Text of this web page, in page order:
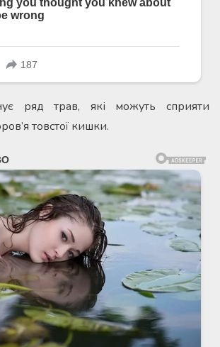
ряд трав, які можуть сприяти
товстої кишки.